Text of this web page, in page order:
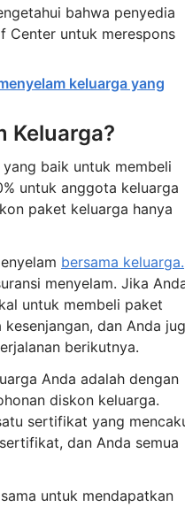
bahwa penyedia
Center untuk merespons
keluarga yang
Keluarga?
baik untuk membeli
untuk anggota keluarga
paket keluarga hanya
bersama keluarga.
menyelam. Jika
untuk membeli paket
dan Anda
berikutnya.
Anda adalah dengan
diskon keluarga.
sertifikat yang
dan Anda semua
untuk mendapatkan